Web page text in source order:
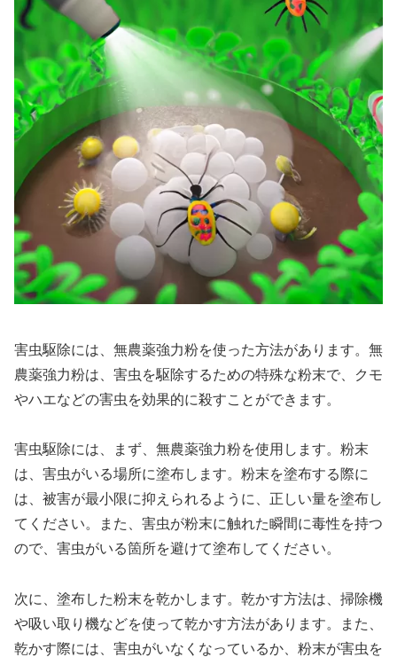
害虫駆除には、無農薬強力粉を使った方法があります。無
農薬強力粉は、害虫を駆除するための特殊な粉末で、クモ
やハエなどの害虫を効果的に殺すことができます。
害虫駆除には、まず、無農薬強力粉を使用します。粉末
は、害虫がいる場所に塗布します。粉末を塗布する際に
は、被害が最小限に抑えられるように、正しい量を塗布し
てください。また、害虫が粉末に触れた瞬間に毒性を持つ
ので、害虫がいる箇所を避けて塗布してください。
次に、塗布した粉末を乾かします。乾かす方法は、掃除機
や吸い取り機などを使って乾かす方法があります。また、
乾かす際には、害虫がいなくなっているか、粉末が害虫を